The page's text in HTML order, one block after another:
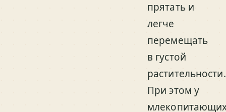
прятать и
легче
перемещать
в густой
растительности.
При этом у